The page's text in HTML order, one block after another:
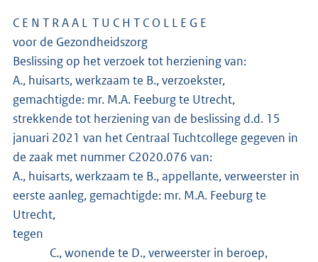
C E N T R A A L T U C H T C O L L E G E
voor de Gezondheidszorg
Beslissing op het verzoek tot herziening van:
A., huisarts, werkzaam te B., verzoekster,
gemachtigde: mr. M.A. Feeburg te Utrecht,
strekkende tot herziening van de beslissing d.d. 15
januari 2021 van het Centraal Tuchtcollege gegeven in
de zaak met nummer C2020.076 van:
A., huisarts, werkzaam te B., appellante, verweerster in
eerste aanleg, gemachtigde: mr. M.A. Feeburg te
Utrecht,
tegen
C., wonende te D., verweerster in beroep,